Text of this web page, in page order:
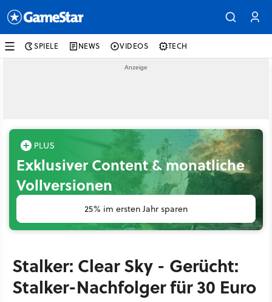
SPIELE NEWS VIDEOS TECH
Exklusiver Content & monatliche
Vollversionen
25% im ersten Jahr sparen
Stalker: Clear Sky - Gerücht:
Stalker-Nachfolger für 30 Euro